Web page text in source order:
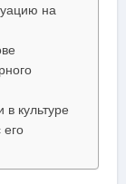
на
культуре
его